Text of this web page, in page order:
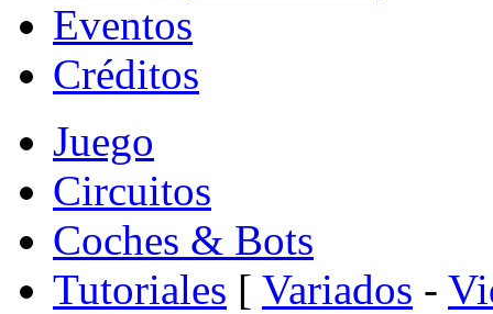
Eventos
Créditos
Juego
Circuitos
Coches & Bots
Tutoriales [ Variados -